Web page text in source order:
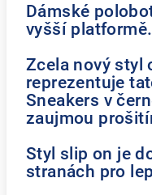
Dámské
vyšší platformě.
Zcela nový styl
reprezentuje
Sneakers v
zaujmou
Styl slip on je
stranách pro